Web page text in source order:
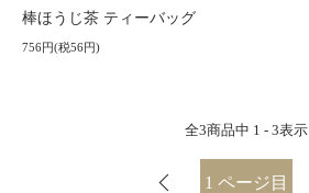
棒ほうじ茶 ティーバッグ
756円(税56円)
全3商品中 1 - 3表示
1 ページ目